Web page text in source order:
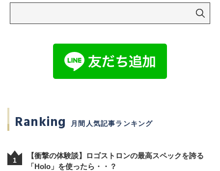
Ranking 月間人気記事ランキング
1
【衝撃の体験談】ロゴストロンの最高スペックを誇る
「Holo」を使ったら・・？